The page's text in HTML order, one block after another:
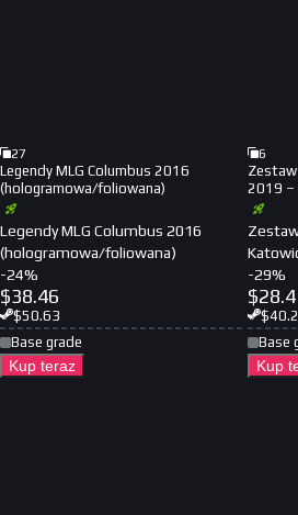
27
Legendy MLG Columbus 2016
(hologramowa/foliowana)
Legendy MLG Columbus 2016
(hologramowa/foliowana)
-24%
$38.46
$50.63
Base grade
Kup teraz
6
2019 –
-29%
$28.4
$
Base
Kup